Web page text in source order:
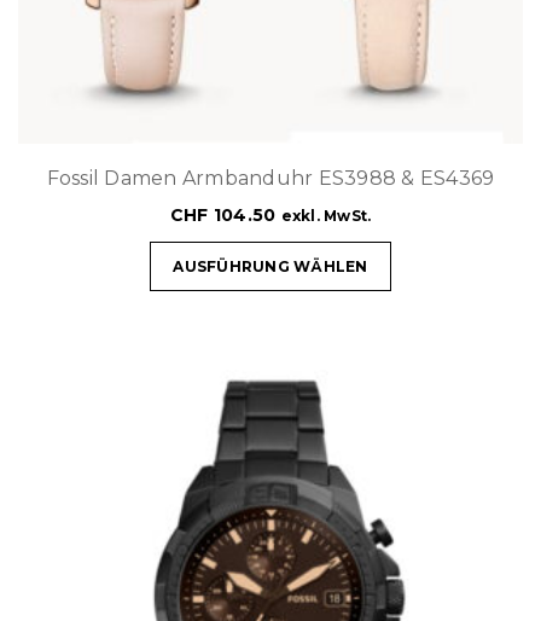
Fossil Damen Armbanduhr ES3988 & ES4369
CHF 104.50 exkl. MwSt.
AUSFÜHRUNG WÄHLEN